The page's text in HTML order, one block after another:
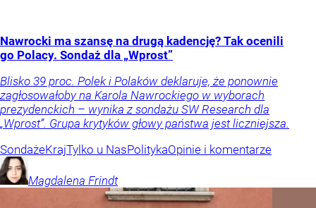
Nawrocki ma szansę na drugą kadencję? Tak ocenili
go Polacy. Sondaż dla „Wprost”
Blisko 39 proc. Polek i Polaków deklaruje, że ponownie
zagłosowałoby na Karola Nawrockiego w wyborach
prezydenckich – wynika z sondażu SW Research dla
„Wprost”. Grupa krytyków głowy państwa jest liczniejsza.
SondażeKrajTylko u NasPolitykaOpinie i komentarze
Magdalena Frindt